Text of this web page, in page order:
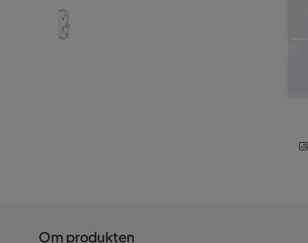
Om produkten